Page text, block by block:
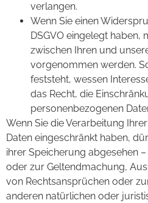
verlangen.
Wenn Sie einen
DSGVO eingelegt haben,
zwischen Ihren und
vorgenommen werden.
feststeht, wessen
das Recht, die
personenbezogenen
Wenn Sie die Verarbeitung
Daten eingeschränkt haben,
ihrer Speicherung abgesehen
oder zur Geltendmachung,
von Rechtsansprüchen oder
anderen natürlichen oder